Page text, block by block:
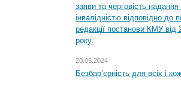
заяви та черговість надання
інвалідністю відповідно
редакції постанови КМУ від
року.
20.05.2024
Безбар’єрність для всіх і